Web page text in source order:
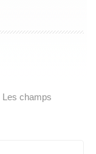
Les champs